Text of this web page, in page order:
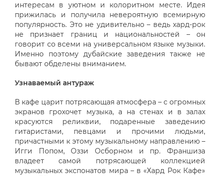
интересам в уютном и колоритном месте. Идея
прижилась и получила невероятную всемирную
популярность. Это не удивительно – ведь хард-рок
не признает границ и национальностей – он
говорит со всеми на универсальном языке музыки.
Именно поэтому дубайские заведения также не
бывают обделены вниманием.
Узнаваемый антураж
В кафе царит потрясающая атмосфера – с огромных
экранов грохочет музыка, а на стенах и в залах
красуются реликвии, подаренные заведению
гитаристами, певцами и прочими людьми,
причастными к этому музыкальному направлению –
Игги Попом, Оззи Осборном и пр. Франшиза
владеет самой потрясающей коллекцией
музыкальных экспонатов мира – в «Хард Рок Кафе»